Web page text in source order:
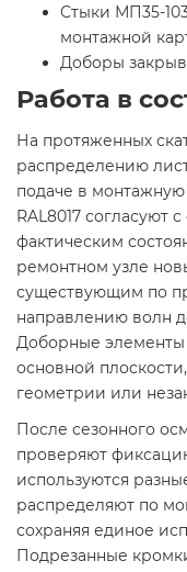
Стыки МП35-
монтажной
Доборы
Работа в
На протяженных
распределению
подаче в
RAL8017 согласуют
фактическим
ремонтном узле
существующим по
направлению волн
Доборные элементы
основной
геометрии или
После сезонного
проверяют
используются
распределяют по
сохраняя единое
Подрезанные